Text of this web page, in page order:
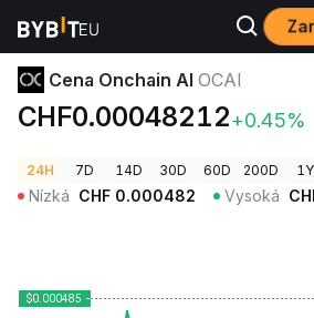
Ceny kryptoměn Cena Onchain AI OCAI
Cena Onchain AI OCAI
CHF0.00048212+0.45%
24H 7D 14D 30D 60D 200D 1Y
Nízká CHF 0.000482 Vysoká